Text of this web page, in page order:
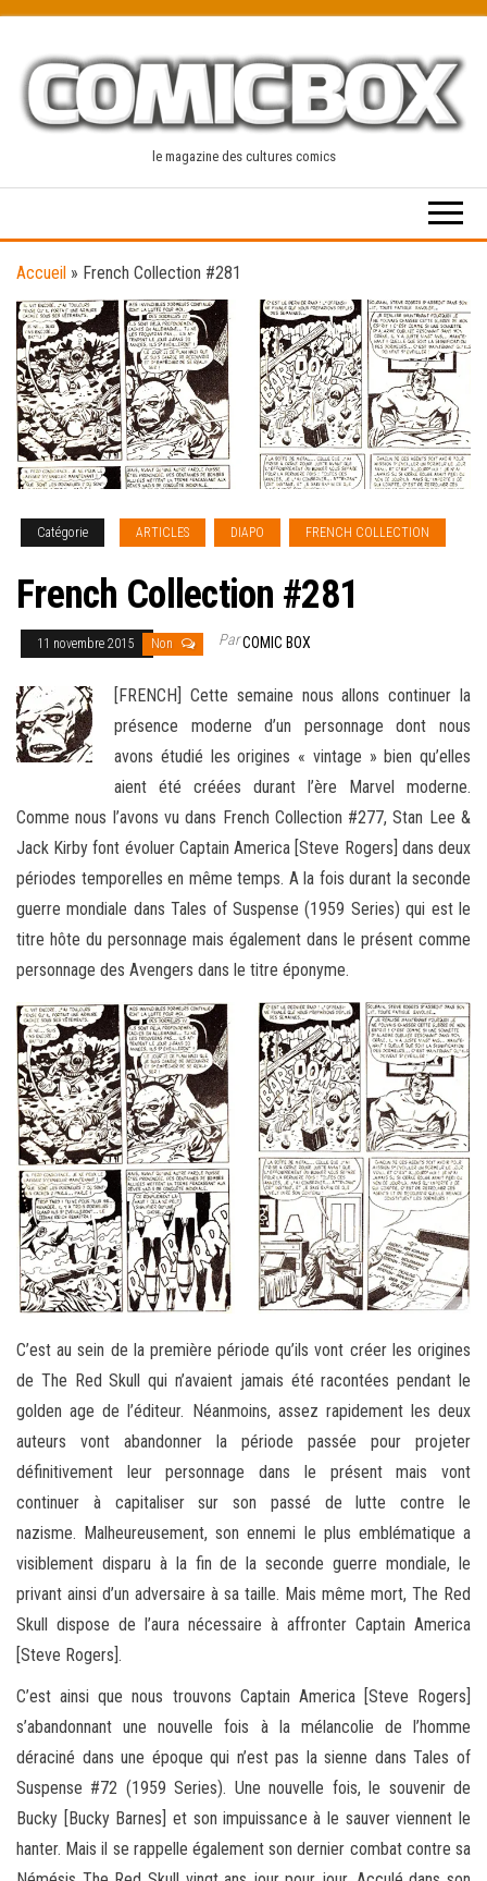
content
le magazine des cultures comics
Accueil » French Collection #281
Catégorie ARTICLES DIAPO FRENCH COLLECTION
French Collection #281
11 novembre 2015 Non ParCOMIC BOX
[FRENCH] Cette semaine nous allons continuer la
présence moderne d’un personnage dont nous
avons étudié les origines « vintage » bien qu’elles
aient été créées durant l’ère Marvel moderne.
Comme nous l’avons vu dans French Collection #277, Stan Lee &
Jack Kirby font évoluer Captain America [Steve Rogers] dans deux
périodes temporelles en même temps. A la fois durant la seconde
guerre mondiale dans Tales of Suspense (1959 Series) qui est le
titre hôte du personnage mais également dans le présent comme
personnage des Avengers dans le titre éponyme.
C’est au sein de la première période qu’ils vont créer les origines
de The Red Skull qui n’avaient jamais été racontées pendant le
golden age de l’éditeur. Néanmoins, assez rapidement les deux
auteurs vont abandonner la période passée pour projeter
définitivement leur personnage dans le présent mais vont
continuer à capitaliser sur son passé de lutte contre le
nazisme. Malheureusement, son ennemi le plus emblématique a
visiblement disparu à la fin de la seconde guerre mondiale, le
privant ainsi d’un adversaire à sa taille. Mais même mort, The Red
Skull dispose de l’aura nécessaire à affronter Captain America
[Steve Rogers].
C’est ainsi que nous trouvons Captain America [Steve Rogers]
s’abandonnant une nouvelle fois à la mélancolie de l’homme
déraciné dans une époque qui n’est pas la sienne dans Tales of
Suspense #72 (1959 Series). Une nouvelle fois, le souvenir de
Bucky [Bucky Barnes] et son impuissance à le sauver viennent le
hanter. Mais il se rappelle également son dernier combat contre sa